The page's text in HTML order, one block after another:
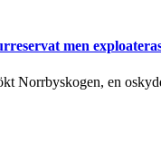
men
Norrbyskogen, en